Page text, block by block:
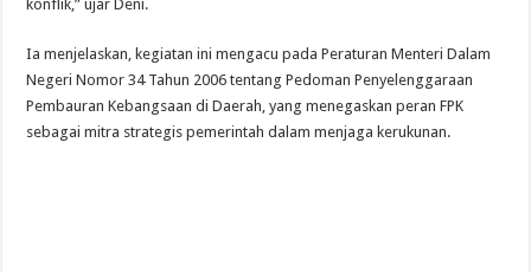
konflik,” ujar Deni.
Ia menjelaskan, kegiatan ini mengacu pada Peraturan Menteri Dalam
Negeri Nomor 34 Tahun 2006 tentang Pedoman Penyelenggaraan
Pembauran Kebangsaan di Daerah, yang menegaskan peran FPK
sebagai mitra strategis pemerintah dalam menjaga kerukunan.